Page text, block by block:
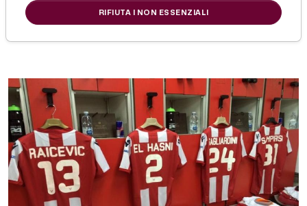
di Redazione Picenotime
RIFIUTA I NON ESSENZIALI